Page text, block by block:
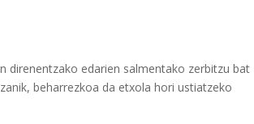
direnentzako edarien salmentako zerbitzu bat
beharrezkoa da etxola hori ustiatzeko